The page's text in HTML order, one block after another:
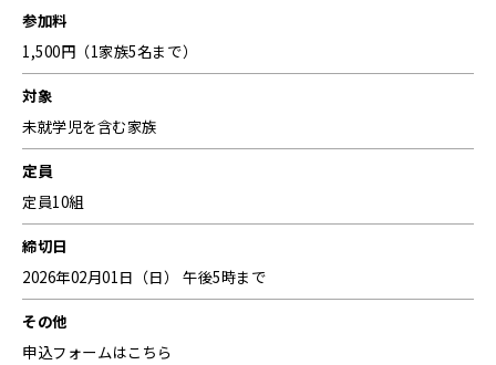
参加料
1,500円（1家族5名まで）
対象
未就学児を含む家族
定員
定員10組
締切日
2026年02月01日（日） 午後5時まで
その他
申込フォームはこちら